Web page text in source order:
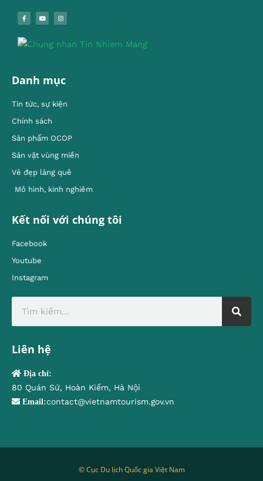
Danh mục
Tin tức, sự kiện
Chính sách
Sản phẩm OCOP
Sản vật vùng miền
Vẻ đẹp làng quê
Mô hình, kinh nghiêm
Kết nối với chúng tôi
Facebook
Youtube
Instagram
Liên hệ
Địa chỉ:
80 Quán Sứ, Hoàn Kiếm, Hà Nội
Email:contact@vietnamtourism.gov.vn
© Cục Du lịch Quốc gia Việt Nam